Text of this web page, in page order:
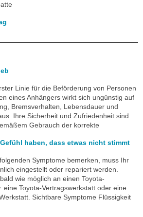
Linie für die Beförderung von Personen
eines Anhängers wirkt sich ungünstig auf
Bremsverhalten, Lebensdauer und
Ihre Sicherheit und Zufriedenheit sind
Gebrauch der korrekte
haben, dass etwas nicht stimmt
Symptome bemerken, muss Ihr
eingestellt oder repariert werden.
wie möglich an einen Toyota-
eine Toyota-Vertragswerkstatt oder eine
Sichtbare Symptome Flüssigkeit